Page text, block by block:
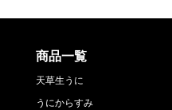
商品一覧
天草生うに
うにからすみ